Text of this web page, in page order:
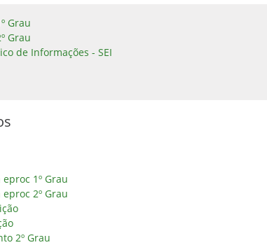
Grau
Grau
de Informações - SEI
1º Grau
2º Grau
2º Grau